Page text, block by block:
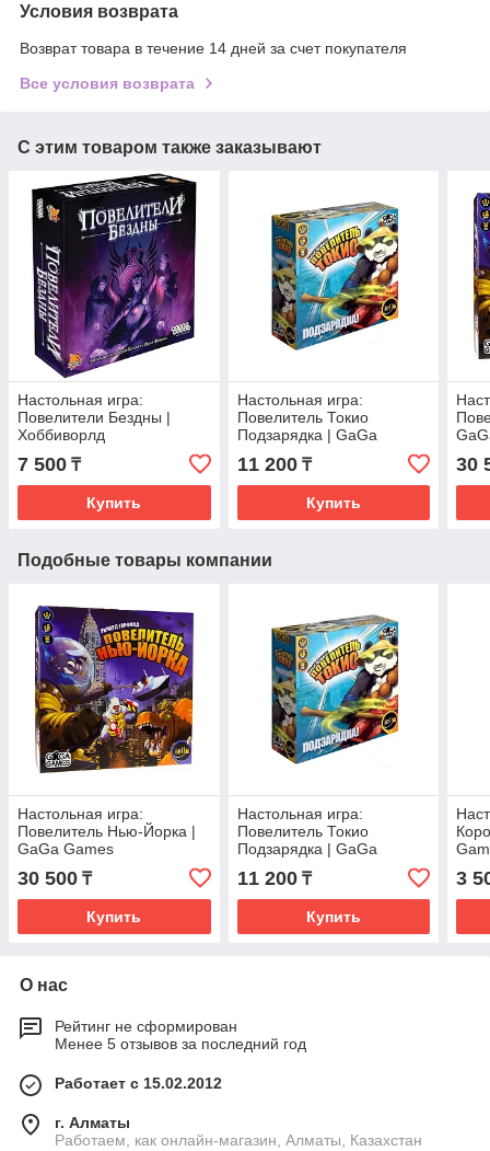
Условия возврата
Возврат товара в течение 14 дней за счет покупателя
Все условия возврата
С этим товаром также заказывают
Настольная игра:
Повелители Бездны |
Хоббиворлд
7 500 ₸
Купить
Настольная игра:
Повелитель Токио
Подзарядка | GaGa
11 200₸
Купить
30
Подобные товары компании
Настольная игра:
Повелитель Нью-Йорка |
GaGa Games
30 500 ₸
Купить
Настольная игра:
Повелитель Токио
Подзарядка | GaGa
11 200₸
Купить
3
О нас
Рейтинг не сформирован
Менее 5 отзывов за последний год
Работает с 15.02.2012
г. Алматы
Работаем, как онлайн-магазин, Алматы, Казахстан